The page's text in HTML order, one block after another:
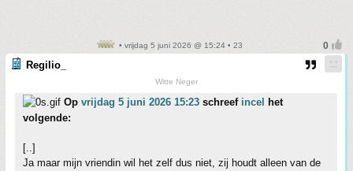
• vrijdag 5 juni 2026 @ 15:24 • 23
Regilio_
Witte Neger
Op vrijdag 5 juni 2026 15:23 schreef incel
het
volgende:
[..]
Ja maar mijn vriendin wil het zelf dus niet, zij houdt alleen van de